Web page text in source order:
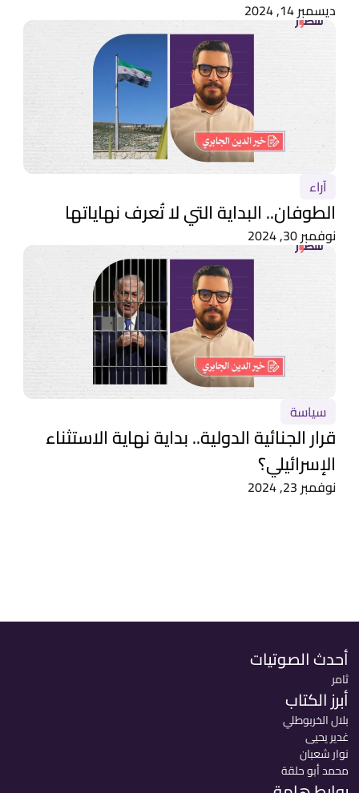
ديسمبر 14, 2024
آراء
الطوفان.. البداية التي لا تُعرف نهاياتها
نوفمبر 30, 2024
سياسة
قرار الجنائية الدولية.. بداية نهاية الاستثناء
الإسرائيلي؟
نوفمبر 23, 2024
أحدث الصوتيات
ثامر
أبرز الكتاب
بلال الخربوطلي
غدير يحيى
نوار شعبان
محمد أبو حلقة